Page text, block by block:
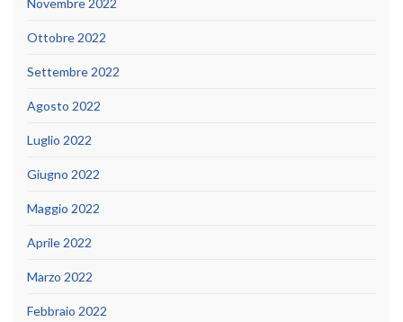
Ottobre 2022
Settembre 2022
Agosto 2022
Luglio 2022
Giugno 2022
Maggio 2022
Aprile 2022
Marzo 2022
Febbraio 2022